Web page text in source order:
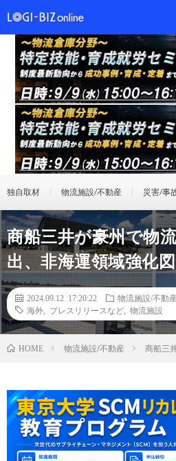
独自取材 物流施設/不動産 災害/事
商船三井が豪州で物
出、非海運領域強化
2024.09.12 17:20:22
物流施設/不動
海外
プレスリリースなど 物流施設
HOME 物流施設/不動産 商船三